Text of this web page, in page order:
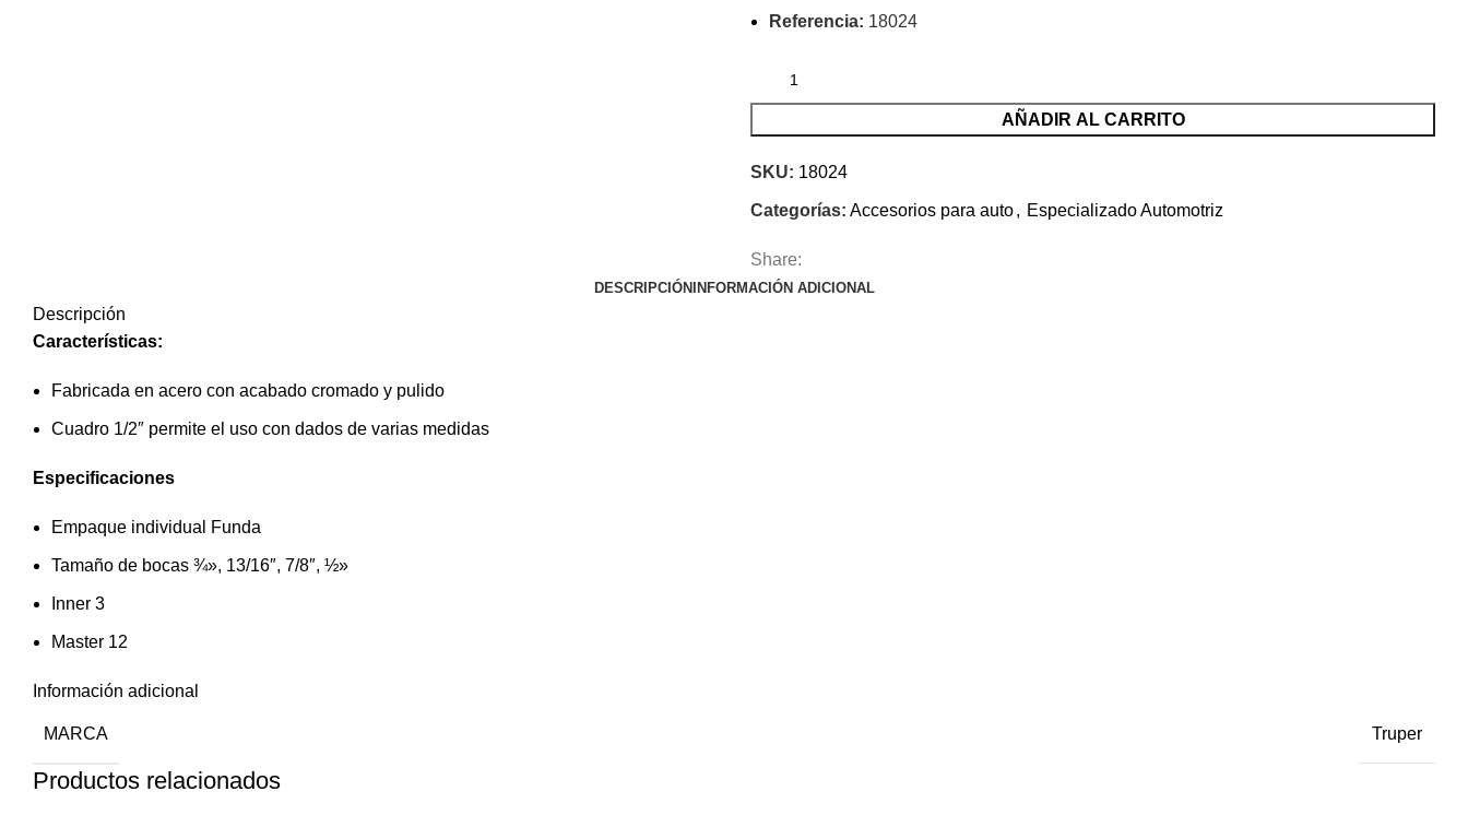
Referencia: 18024
AÑADIR AL CARRITO
SKU: 18024
Categorías: Accesorios para auto, Especializado Automotriz
Share:
DESCRIPCIÓN INFORMACIÓN ADICIONAL
Descripción
Características:
Fabricada en acero con acabado cromado y pulido
Cuadro 1/2″ permite el uso con dados de varias medidas
Especificaciones
Empaque individual Funda
Tamaño de bocas ¾», 13/16″, 7/8″, ½»
Inner 3
Master 12
Información adicional
MARCA Truper
Productos relacionados